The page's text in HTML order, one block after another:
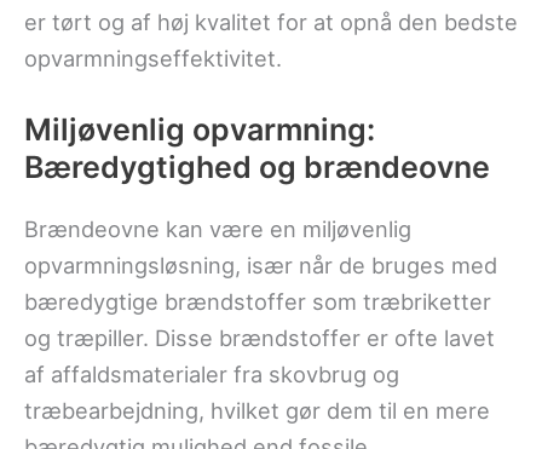
er tørt og af høj kvalitet for at opnå den bedste
opvarmningseffektivitet.
Miljøvenlig opvarmning:
Bæredygtighed og brændeovne
Brændeovne kan være en miljøvenlig
opvarmningsløsning, især når de bruges med
bæredygtige brændstoffer som træbriketter
og træpiller. Disse brændstoffer er ofte lavet
af affaldsmaterialer fra skovbrug og
træbearbejdning, hvilket gør dem til en mere